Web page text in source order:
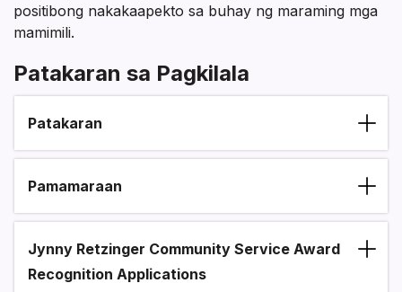
positibong nakakaapekto sa buhay ng maraming mga
mamimili.
Patakaran sa Pagkilala
Patakaran
Pamamaraan
Jynny Retzinger Community Service Award
Recognition Applications